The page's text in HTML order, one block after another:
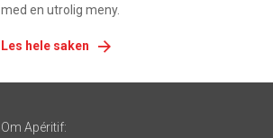
med en utrolig meny.
Les hele saken
Om Apéritif: